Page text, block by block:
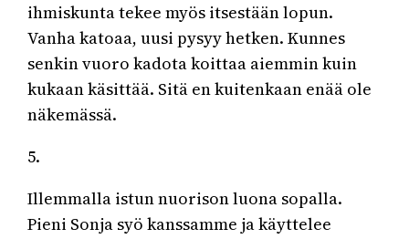
ihmiskunta tekee myös itsestään lopun.
Vanha katoaa, uusi pysyy hetken. Kunnes
senkin vuoro kadota koittaa aiemmin kuin
kukaan käsittää. Sitä en kuitenkaan enää ole
näkemässä.
5.
Illemmalla istun nuorison luona sopalla.
Pieni Sonja syö kanssamme ja käyttelee